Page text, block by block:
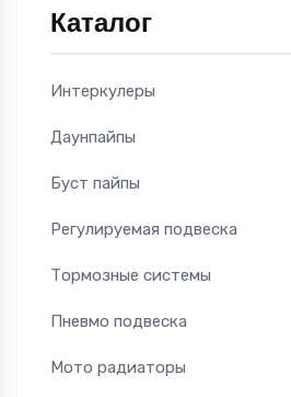
Каталог
Интеркулеры
Даунпайпы
Буст пайпы
Регулируемая подвеска
Тормозные системы
Пневмо подвеска
Мото радиаторы